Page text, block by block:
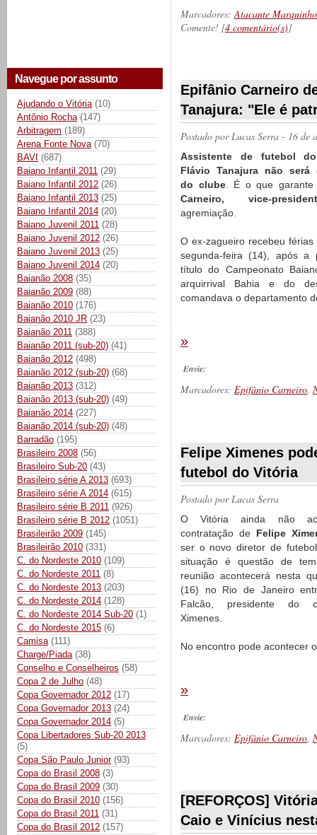
Navegue por assunto
Ajudando o Vitória (10)
Antônio Rocha (147)
Arbitragem (189)
Arena Fonte Nova (70)
BAVI (687)
Baiano Infantil 2011 (29)
Baiano Infantil 2012 (26)
Baiano Infantil 2013 (25)
Baiano Infantil 2014 (20)
Baiano Juvenil 2011 (28)
Baiano Juvenil 2012 (26)
Baiano Juvenil 2013 (25)
Baiano Juvenil 2014 (20)
Baianão 2008 (35)
Baianão 2009 (88)
Baianão 2010 (176)
Baianão 2010 JR (23)
Baianão 2011 (388)
Baianão 2011 (sub-20) (41)
Baianão 2012 (498)
Baianão 2012 (sub-20) (68)
Baianão 2013 (312)
Baianão 2013 (sub-20) (49)
Baianão 2014 (227)
Baianão 2014 (sub-20) (48)
Barradão (195)
Brasileiro 2008 (56)
Brasileiro Sub-20 (43)
Brasileiro série A 2013 (693)
Brasileiro série A 2014 (615)
Brasileiro série B 2011 (926)
Brasileiro série B 2012 (1051)
Brasileirão 2009 (145)
Brasileirão 2010 (331)
C. do Nordeste 2010 (109)
C. do Nordeste 2011 (8)
C. do Nordeste 2013 (203)
C. do Nordeste 2014 (128)
C. do Nordeste 2014 Sub-20 (1)
C. do Nordeste 2015 (6)
Camisa (111)
Charge/Piada (38)
Conselho e Conselheiros (58)
Copa 2 de Julho (48)
Copa Governador 2012 (17)
Copa Governador 2013 (24)
Copa Governador 2014 (5)
Copa Libertadores Sub-20 2013
(5)
Copa São Paulo Junior (93)
Copa do Brasil 2008 (3)
Copa do Brasil 2009 (30)
Copa do Brasil 2010 (156)
Copa do Brasil 2011 (31)
Copa do Brasil 2012 (157)
Marcadores:Atacante
Comente! [4 comentário(s)]
Epifânio Carneiro
Tanajura: "Ele é
Postado porLucas Serra - 16 de
Assistente de futebol
Flávio Tanajura não será
do clube. É o que garante
Carneiro, vice-president
agremiação.
O ex-zagueiro recebeu férias
segunda-feira (14), após a
título do Campeonato
arquirrival Bahia e do
comandava o departamento
»
Envie:
Marcadores: Epifânio Carneiro,
Felipe Ximenes
futebol do Vitória
Postado por Lucas Serra
O Vitória ainda não
contratação de Felipe
ser o novo diretor de
situação é questão de
reunião acontecerá nesta
(16) no Rio de Janeiro
Falcão, presidente do
Ximenes.
No encontro pode acontecer
»
Envie:
Marcadores: Epifânio Carneiro
[REFORÇOS]
Caio e Vinícius